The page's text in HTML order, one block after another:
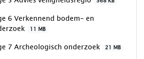
6 Verkennend bodem- en
11 MB
7 Archeologisch onderzoek 21 MB